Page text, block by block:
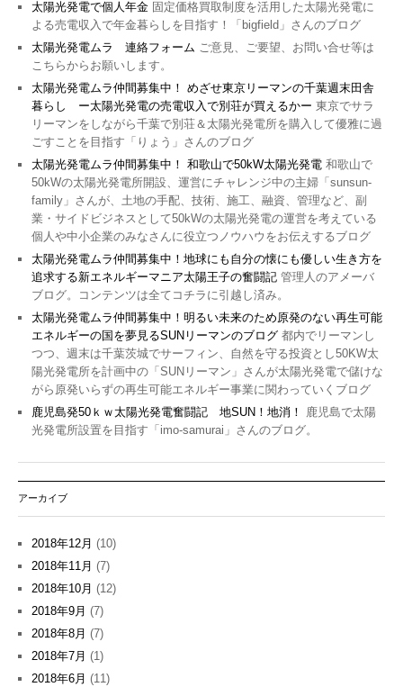
太陽光発電で個人年金 固定価格買取制度を活用した太陽光発電に
よる売電収入で年金暮らしを目指す！「bigfield」さんのブログ
太陽光発電ムラ 連絡フォーム ご意見、ご要望、お問い合せ等は
こちらからお願いします。
太陽光発電ムラ仲間募集中！ めざせ東京リーマンの千葉週末田舎
暮らし ー太陽光発電の売電収入で別荘が買えるかー 東京でサラ
リーマンをしながら千葉で別荘＆太陽光発電所を購入して優雅に過
ごすことを目指す「りょう」さんのブログ
太陽光発電ムラ仲間募集中！ 和歌山で50kW太陽光発電 和歌山で
50kWの太陽光発電所開設、運営にチャレンジ中の主婦「sunsun-
family」さんが、土地の手配、技術、施工、融資、管理など、副
業・サイドビジネスとして50kWの太陽光発電の運営を考えている
個人や中小企業のみなさんに役立つノウハウをお伝えするブログ
太陽光発電ムラ仲間募集中！地球にも自分の懐にも優しい生き方を
追求する新エネルギーマニア太陽王子の奮闘記 管理人のアメーバ
ブログ。コンテンツは全てコチラに引越し済み。
太陽光発電ムラ仲間募集中！明るい未来のため原発のない再生可能
エネルギーの国を夢見るSUNリーマンのブログ 都内でリーマンし
つつ、週末は千葉茨城でサーフィン、自然を守る投資とし50KW太
陽光発電所を計画中の「SUNリーマン」さんが太陽光発電で儲けな
がら原発いらずの再生可能エネルギー事業に関わっていくブログ
鹿児島発50ｋｗ太陽光発電奮闘記 地SUN！地消！
鹿児島で太陽
光発電所設置を目指す「imo-samurai」さんのブログ。
アーカイブ
2018年12月 (10)
2018年11月 (7)
2018年10月 (12)
2018年9月 (7)
2018年8月 (7)
2018年7月 (1)
2018年6月 (11)